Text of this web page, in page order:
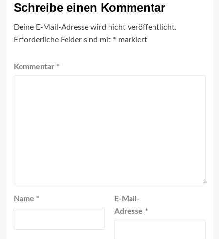
Schreibe einen Kommentar
Deine E-Mail-Adresse wird nicht veröffentlicht.
Erforderliche Felder sind mit * markiert
Kommentar *
Name *
E-Mail-
Adresse *